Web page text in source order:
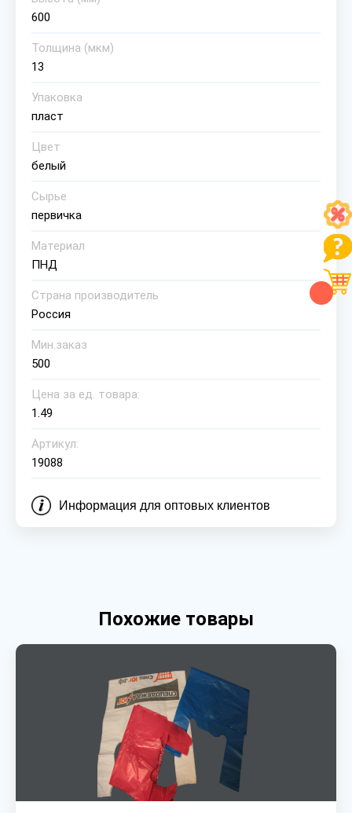
600
Толщина (мкм)
13
Упаковка
пласт
Цвет
белый
Сырье
первичка
Материал
ПНД
Страна производитель
Россия
Мин.заказ
500
Цена за ед. товара:
1.49
Артикул:
19088
Информация для оптовых клиентов
Похожие товары